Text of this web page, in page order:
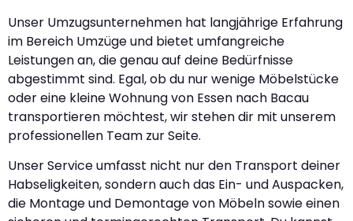
Unser Umzugsunternehmen hat langjährige Erfahrung
im Bereich Umzüge und bietet umfangreiche
Leistungen an, die genau auf deine Bedürfnisse
abgestimmt sind. Egal, ob du nur wenige Möbelstücke
oder eine kleine Wohnung von Essen nach Bacau
transportieren möchtest, wir stehen dir mit unserem
professionellen Team zur Seite.
Unser Service umfasst nicht nur den Transport deiner
Habseligkeiten, sondern auch das Ein- und Auspacken,
die Montage und Demontage von Möbeln sowie einen